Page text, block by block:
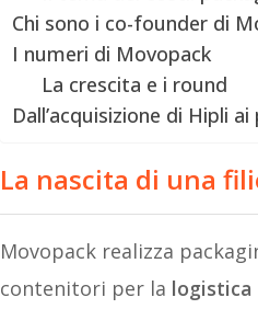
Chi sono i co-founder di
I numeri di Movopack
La crescita e i round
Dall’acquisizione di Hipli
La nascita di una
Movopack realizza
contenitori per la logistica